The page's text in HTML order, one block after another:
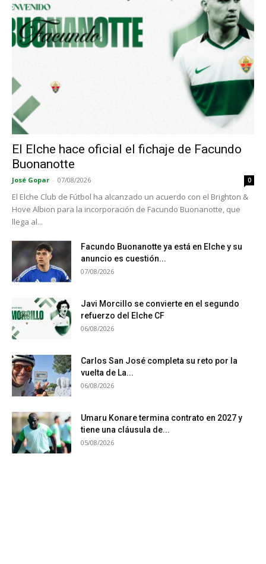
El Elche hace oficial el fichaje de Facundo
Buonanotte
José Gopar - 07/08/2026 0
El Elche Club de Fútbol ha alcanzado un acuerdo con el Brighton &
Hove Albion para la incorporación de Facundo Buonanotte, que
llega al...
Facundo Buonanotte ya está en Elche y su
anuncio es cuestión...
07/08/2026
Javi Morcillo se convierte en el segundo
refuerzo del Elche CF
06/08/2026
Carlos San José completa su reto por la
vuelta de La...
06/08/2026
Umaru Konare termina contrato en 2027 y
tiene una cláusula de...
05/08/2026